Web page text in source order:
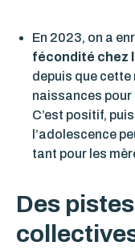
En 2023, on a
fécondité chez
depuis que cette
naissances pour
C’est positif,
l’adolescence
tant pour les
Des